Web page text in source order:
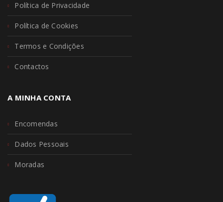
Política de Privacidade
Política de Cookies
Termos e Condições
Contactos
A MINHA CONTA
Encomendas
Dados Pessoais
Moradas